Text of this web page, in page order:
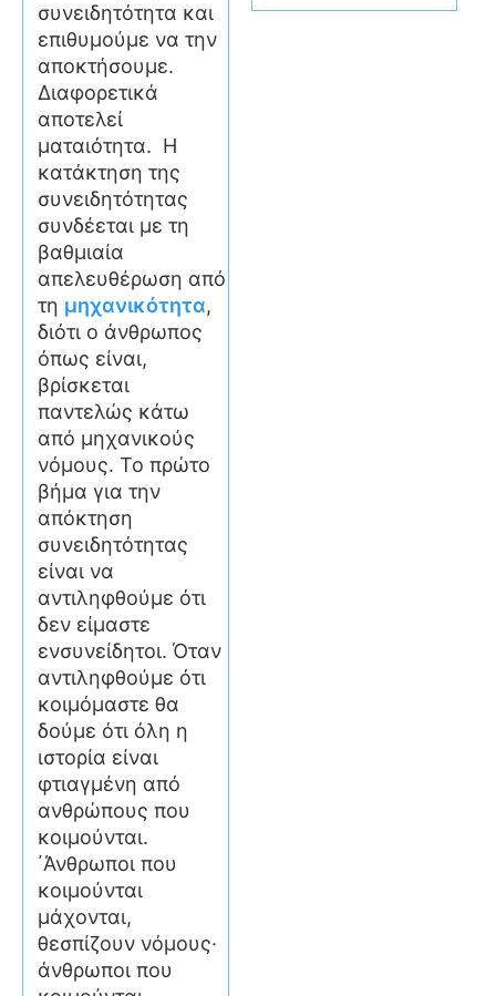
συνειδητότητα και
επιθυμούμε να την
αποκτήσουμε.
Διαφορετικά
αποτελεί
ματαιότητα. Η
κατάκτηση της
συνειδητότητας
συνδέεται με τη
βαθμιαία
απελευθέρωση από
τη μηχανικότητα,
διότι ο άνθρωπος
όπως είναι,
βρίσκεται
παντελώς κάτω
από μηχανικούς
νόμους. Το πρώτο
βήμα για την
απόκτηση
συνειδητότητας
είναι να
αντιληφθούμε ότι
δεν είμαστε
ενσυνείδητοι. Όταν
αντιληφθούμε ότι
κοιμόμαστε θα
δούμε ότι όλη η
ιστορία είναι
φτιαγμένη από
ανθρώπους που
κοιμούνται.
΄Άνθρωποι που
κοιμούνται
μάχονται,
θεσπίζουν νόμους·
άνθρωποι που